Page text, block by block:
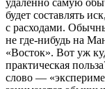
будет составлять
с расходами.
не где-нибудь на
«Восток». Вот уж
практическая
слово —